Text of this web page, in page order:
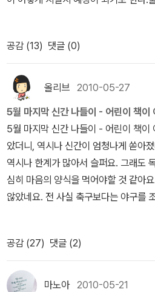
때문이다. 그러나 『김대중 죽이기』나
른 방향으로 작동하고 말았다(『강남좌
자적 기여가 있다고 본다). 기계적 극중
도 조금은 기여하였다고 하면 과장일
서, 이제는 상당수가 그 역사적 역할을
살펴본다.
학교 1학년 권장 도서 목록이 있었다.
이 많은데 책읽기 싫어하는 아이들은
만나면 좀 당황스러울 것 같다.우리 딸
미없는 작품들을 왜 읽어야 하는지 모
공감 (13) 댓글 (0)
올리브 2010-05-27
5월 마지막 신간 나들이 - 어린이 책이
5월 마지막 신간 나들이 - 어린이 책이
았더니, 역시나 신간이 엄청나게 쏟아
역시나 한계가 많아서 슬퍼요. 그래도
심히 마음의 양식을 먹어야할 것 같아
않았네요. 전 사실 축구보다는 야구를
구경기장에 가서 야구도 관람하고, 농
서 꼭 관전하고 싶네요. 언제가 될지 모
고 국가대항 평가전도 한창인데, 여기
볼 수 없다는 게 안타까워요. ㅠㅠ지난
공감 (27) 댓글 (2)
마노아2010-05-21